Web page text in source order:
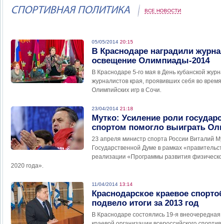
СПОРТИВНАЯ ПОЛИТИКА ВСЕ НОВОСТИ
05/05/2014 20:15
В Краснодаре наградили
освещение Олимпиады-2014
В Краснодаре 5-го мая в День кубанской
журналистов края, проявивших себя во
Олимпийских игр в Сочи.
23/04/2014 21:18
Мутко: Усиление роли
спортом помогло выиграть
23 апреля министр спорта России Виталий
Государственной Думе в рамках
реализации «Программы развития
2020 года».
11/04/2014 13:14
Краснодарское краевое
подвело итоги за 2013 год
В Краснодаре состоялись 19-я